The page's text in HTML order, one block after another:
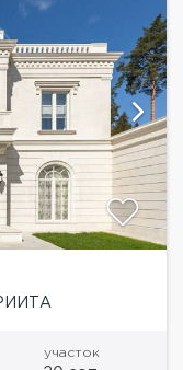
участок